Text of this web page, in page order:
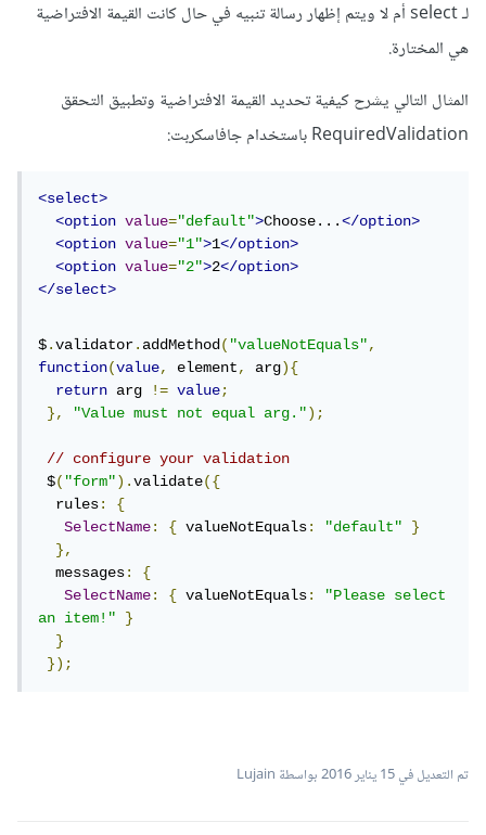
لـ select أم لا ويتم إظهار رسالة تنبيه في حال كانت القيمة الافتراضية
هي المختارة.
المثال التالي يشرح كيفية تحديد القيمة الافتراضية وتطبيق التحقق
RequiredValidation باستخدام جافاسكربت:
<select>
<option
value="default">Choose...</option>
<option
value="1">1</option>
<option
value="2">2</option>
</select>
$.validator.addMethod("valueNotEquals",
function(value, element, arg){
return arg != value;
},
"Value must not equal arg.");
// configure your validation
$("form").validate({
  rules
:
{
SelectName: { valueNotEquals: "default"
}
},
  messages
:
{
SelectName: { valueNotEquals:
"Please select
an item!"
}
}
});
تم التعديل في15 يناير 2016 بواسطة Lujain